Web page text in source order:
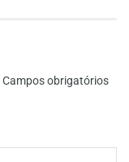
Campos obrigatórios